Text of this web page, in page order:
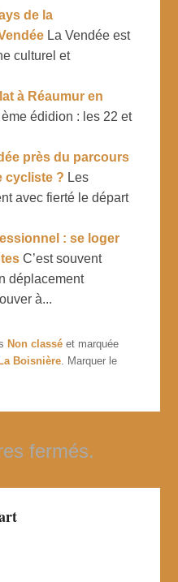
de la
La Vendée est
culturel et
à Réaumur en
édidion : les 22 et
près du parcours
cycliste ? Les
avec fierté le départ
: se loger
C’est souvent
déplacement
à...
Non classé et marquée
La Boisnière . Marquer le
fermés.